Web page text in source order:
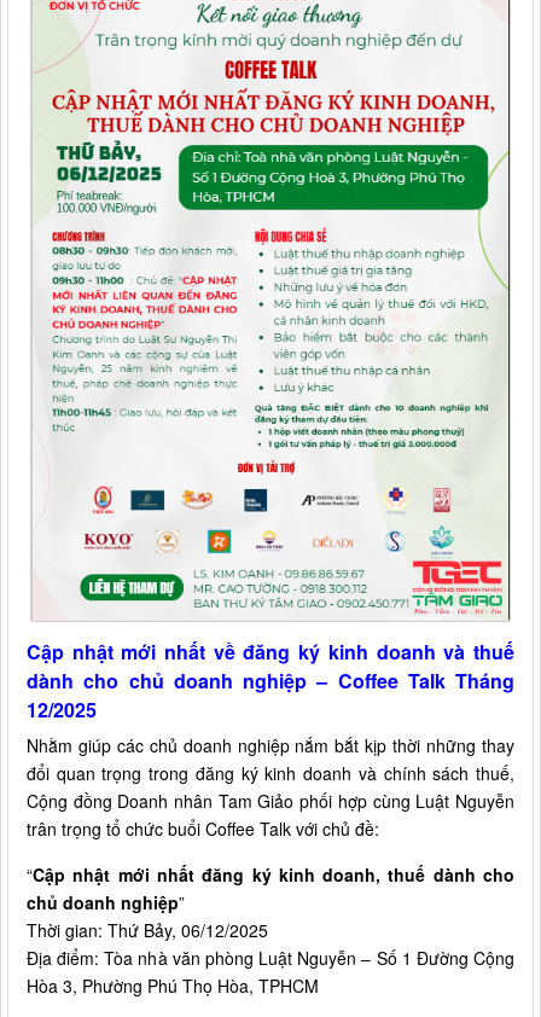
Cập nhật mới nhất về đăng ký kinh doanh và thuế
dành cho chủ doanh nghiệp – Coffee Talk Tháng
12/2025
Nhằm giúp các chủ doanh nghiệp nắm bắt kịp thời những thay
đổi quan trọng trong đăng ký kinh doanh và chính sách thuế,
Cộng đồng Doanh nhân Tam Giảo phối hợp cùng Luật Nguyễn
trân trọng tổ chức buổi Coffee Talk với chủ đề:
“Cập nhật mới nhất đăng ký kinh doanh, thuế dành cho
chủ doanh nghiệp”
Thời gian: Thứ Bảy, 06/12/2025
Địa điểm: Tòa nhà văn phòng Luật Nguyễn – Số 1 Đường Cộng
Hòa 3, Phường Phú Thọ Hòa, TPHCM